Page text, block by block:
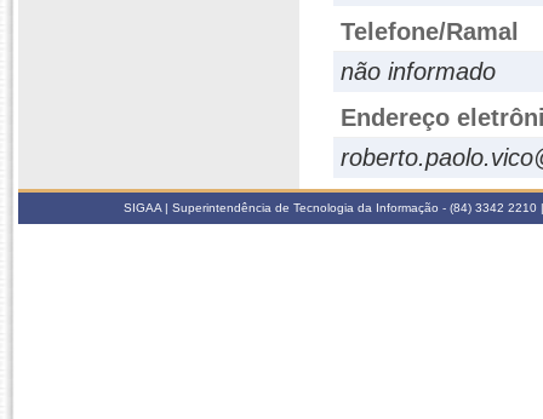
Telefone/Ramal
não informado
Endereço
SIGAA | Superintendência de Tecnologia da Informação - (84) 3342